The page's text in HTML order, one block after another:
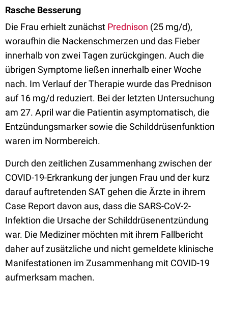
Rasche Besserung
Die Frau erhielt zunächst Prednison (25 mg/d),
woraufhin die Nackenschmerzen und das Fieber
innerhalb von zwei Tagen zurückgingen. Auch die
übrigen Symptome ließen innerhalb einer Woche
nach. Im Verlauf der Therapie wurde das Prednison
auf 16 mg/d reduziert. Bei der letzten Untersuchung
am 27. April war die Patientin asymptomatisch, die
Entzündungsmarker sowie die Schilddrüsenfunktion
waren im Normbereich.
Durch den zeitlichen Zusammenhang zwischen der
COVID-19-Erkrankung der jungen Frau und der kurz
darauf auftretenden SAT gehen die Ärzte in ihrem
Case Report davon aus, dass die SARS-CoV-2-
Infektion die Ursache der Schilddrüsenentzündung
war. Die Mediziner möchten mit ihrem Fallbericht
daher auf zusätzliche und nicht gemeldete klinische
Manifestationen im Zusammenhang mit COVID-19
aufmerksam machen.